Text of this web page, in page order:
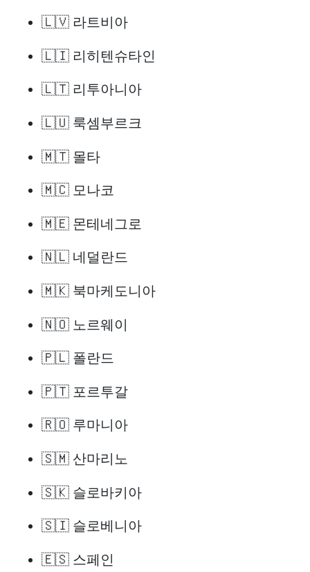
🇱🇻 라트비아
🇱🇮 리히텐슈타인
🇱🇹 리투아니아
🇱🇺 룩셈부르크
🇲🇹 몰타
🇲🇨 모나코
🇲🇪 몬테네그로
🇳🇱 네덜란드
🇲🇰 북마케도니아
🇳🇴 노르웨이
🇵🇱 폴란드
🇵🇹 포르투갈
🇷🇴 루마니아
🇸🇲 산마리노
🇸🇰 슬로바키아
🇸🇮 슬로베니아
🇪🇸 스페인